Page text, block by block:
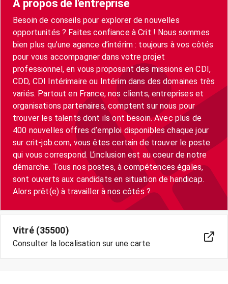
A propos de l'entreprise
Besoin de conseils pour explorer de nouvelles
opportunités ? Faites confiance à Crit ! Nous sommes
bien plus qu’une agence d’intérim : toujours à vos côtés
pour vous accompagner dans votre projet
professionnel, en vous proposant des missions en CDI,
CDD, CDI Intérimaire ou Intérim dans des domaines très
variés. Partout en France, nos clients, entreprises et
organisations partenaires, comptent sur nous pour
trouver les talents dont ils ont besoin. Avec plus de
400 nouvelles offres d’emploi disponibles chaque jour
sur crit-job.com, vous êtes certain de trouver le poste
qui vous correspond. L’inclusion est au coeur de notre
démarche. Tous nos postes, à compétences égales,
sont ouverts aux candidats en situation de handicap.
Alors prêt(e) à travailler à nos côtés ?
Vitré (35500)
Consulter la localisation sur une carte